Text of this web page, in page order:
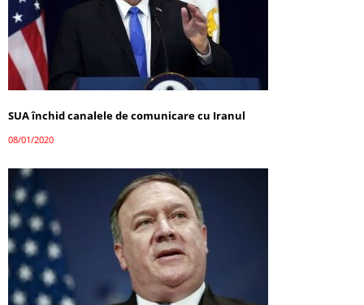
SUA închid canalele de comunicare cu Iranul
08/01/2020